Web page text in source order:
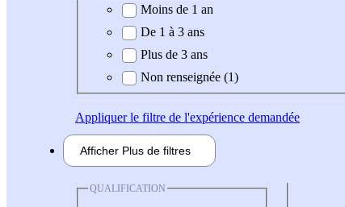
Expérience demandée
Moins de 1 an
De 1 à 3 ans
Plus de 3 ans
Non renseignée (1)
Appliquerle filtre de l'expérience demandée
Afficher Plus de filtres
QUALIFICATION